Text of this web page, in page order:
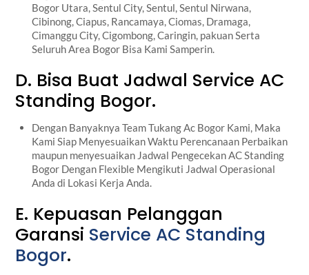
Bogor Utara, Sentul City, Sentul, Sentul Nirwana,
Cibinong, Ciapus, Rancamaya, Ciomas, Dramaga,
Cimanggu City, Cigombong, Caringin, pakuan Serta
Seluruh Area Bogor Bisa Kami Samperin.
D. Bisa Buat Jadwal Service AC
Standing Bogor.
Dengan Banyaknya Team Tukang Ac Bogor Kami, Maka
Kami Siap Menyesuaikan Waktu Perencanaan Perbaikan
maupun menyesuaikan Jadwal Pengecekan AC Standing
Bogor Dengan Flexible Mengikuti Jadwal Operasional
Anda di Lokasi Kerja Anda.
E. Kepuasan Pelanggan
Garansi Service AC Standing
Bogor.